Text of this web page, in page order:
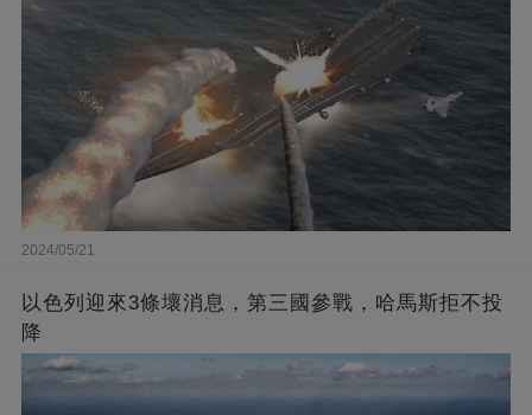
2024/05/21
以色列迎來3條壞消息，第三國參戰，哈馬斯拒不投
降